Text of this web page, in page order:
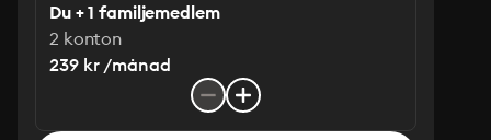
Du + 1 familjemedlem
2 konton
239 kr /månad